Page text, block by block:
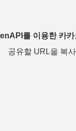
를 이용한 카
공유할 URL을 복